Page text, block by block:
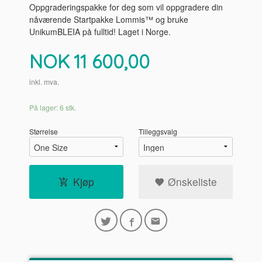
Oppgraderingspakke for deg som vil oppgradere din
nåværende Startpakke Lommis™ og bruke
UnikumBLEIA på fulltid! Laget i Norge.
Pris
NOK11 600,00
inkl. mva.
På lager: 6 stk.
Størrelse Tilleggsvalg
Kjøp Ønskeliste